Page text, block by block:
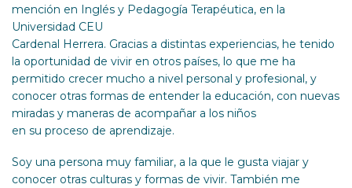
mención en Inglés y Pedagogía Terapéutica, en la
Universidad CEU
Cardenal Herrera. Gracias a distintas experiencias, he tenido
la oportunidad de vivir en otros países, lo que me ha
permitido crecer mucho a nivel personal y profesional, y
conocer otras formas de entender la educación, con nuevas
miradas y maneras de acompañar a los niños
en su proceso de aprendizaje.
Soy una persona muy familiar, a la que le gusta viajar y
conocer otras culturas y formas de vivir. También me